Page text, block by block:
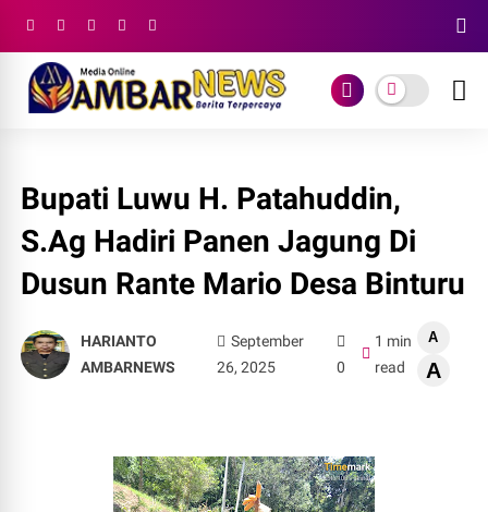
Bupati Luwu H. Patahuddin,
S.Ag Hadiri Panen Jagung Di
Dusun Rante Mario Desa Binturu
HARIANTO
AMBARNEWS
September
26, 2025
0
1 min
read
A
A